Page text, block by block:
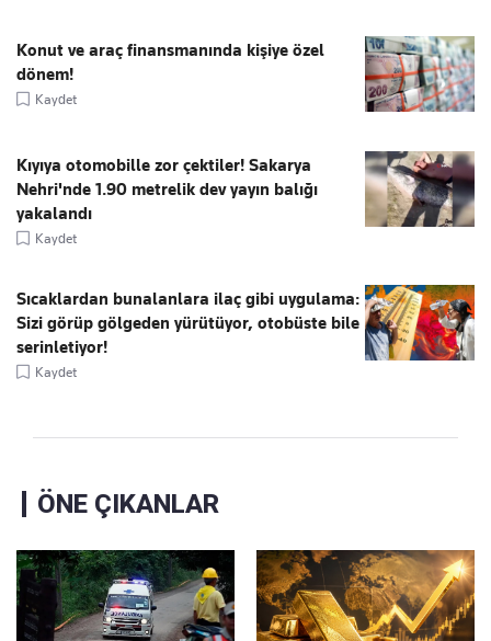
Konut ve araç finansmanında kişiye özel
dönem!
Kaydet
Kıyıya otomobille zor çektiler! Sakarya
Nehri'nde 1.90 metrelik dev yayın balığı
yakalandı
Kaydet
Sıcaklardan bunalanlara ilaç gibi uygulama:
Sizi görüp gölgeden yürütüyor, otobüste bile
serinletiyor!
Kaydet
ÖNE ÇIKANLAR